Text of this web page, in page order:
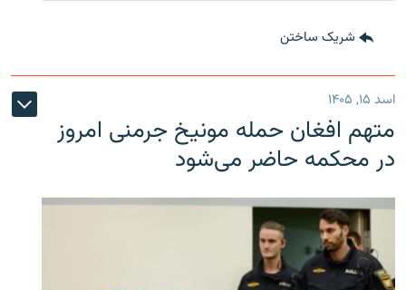
شریک ساختن
اسد ۱۵, ۱۴۰۵
متهم افغان حمله مونیخ جرمنی امروز
در محکمه حاضر می‌شود